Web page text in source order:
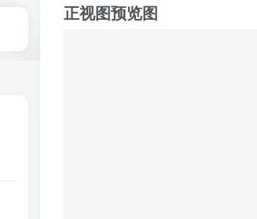
正视图预览图